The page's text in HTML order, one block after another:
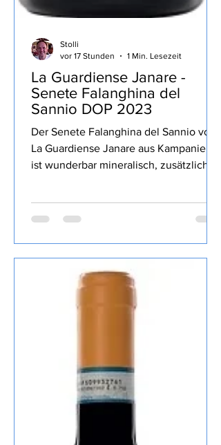
La Guardiense Janare -
Senete Falanghina del
Sannio DOP 2023
Der Senete Falanghina del Sannio von
La Guardiense Janare aus Kampanien
gelbe sowie Zitrusfrucht, lang, gekauft
habe ich den Wein bei Televino.
vor 17 Stunden
1 Min. Lesezeit